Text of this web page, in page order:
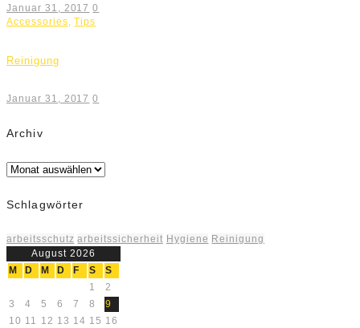
Januar 31, 2017 0
Accessories,Tips
Reinigung
Januar 31, 2017 0
Archiv
Archiv
Schlagwörter
arbeitsschutz arbeitssicherheit Hygiene Reinigung
August 2026
M
D M D F S
S
1
2
3
4 5 6 7 8
9
10 11 12 13 14 15 16